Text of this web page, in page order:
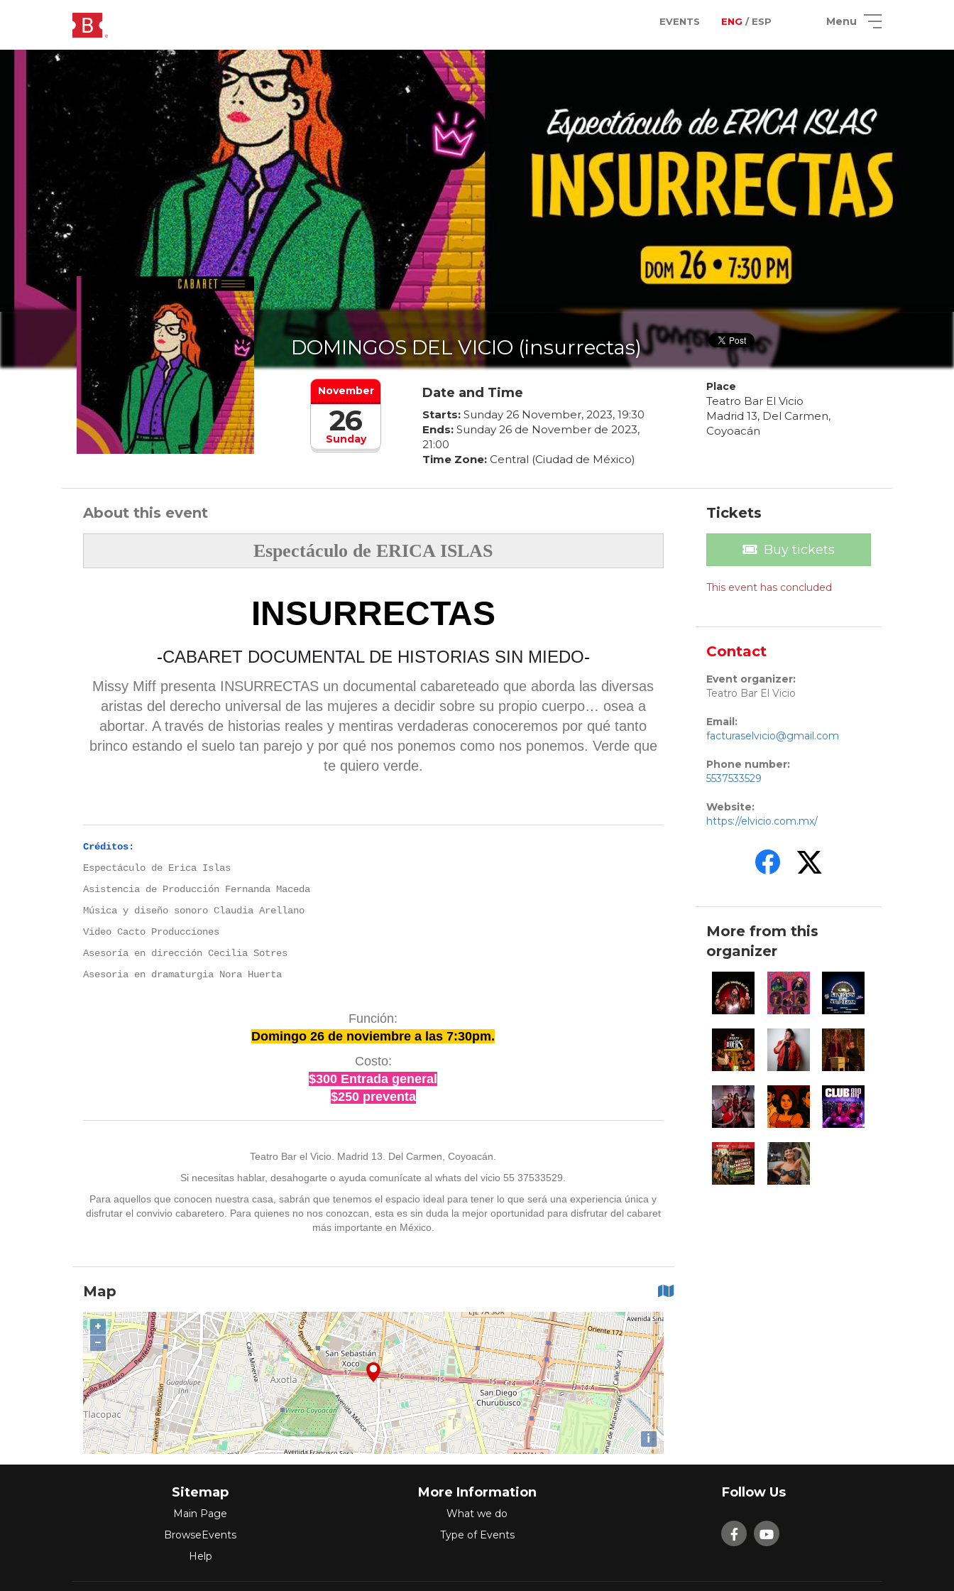
EVENTS ENG / ESP Menu
DOMINGOS DEL VICIO (insurrectas)
Sunday
November
26
Date and Time
Starts: Sunday 26 November, 2023, 19:30
Ends: Sunday 26de Novemberde 2023,
21:00
Time Zone: Central (Ciudad de México)
Place
Teatro Bar El Vicio
Madrid 13, Del Carmen,
Coyoacán
About this event
Espectáculo de ERICA ISLAS
INSURRECTAS
-CABARET DOCUMENTAL DE HISTORIAS SIN MIEDO-
Missy Miff presenta INSURRECTAS un documental cabareteado que aborda las diversas
aristas del derecho universal de las mujeres a decidir sobre su propio cuerpo… osea a
abortar. A través de historias reales y mentiras verdaderas conoceremos por qué tanto
brinco estando el suelo tan parejo y por qué nos ponemos como nos ponemos. Verde que
te quiero verde.
Créditos:
Espectáculo de Erica Islas
Asistencia de Producción Fernanda Maceda
Música y diseño sonoro Claudia Arellano
Video Cacto Producciones
Asesoría en dirección Cecilia Sotres
Asesoria en dramaturgia Nora Huerta
Función:
Domingo 26 de noviembre a las 7:30pm.
Costo:
$300 Entrada general
$250 preventa
Teatro Bar el Vicio. Madrid 13. Del Carmen, Coyoacán.
Si necesitas hablar, desahogarte o ayuda comunícate al whats del vicio 55 37533529.
Para aquellos que conocen nuestra casa, sabrán que tenemos el espacio ideal para tener lo que será una experiencia única y
disfrutar el convivio cabaretero. Para quienes no nos conozcan, esta es sin duda la mejor oportunidad para disfrutar del cabaret
más importante en México.
Map
+
−
i
Tickets
Buy tickets
This event has concluded
Contact
Event organizer:
Teatro Bar El Vicio
Email:
facturaselvicio@gmail.com
Phone number:
5537533529
Website:
https://elvicio.com.mx/
More from this
organizer
Sitemap
Main Page
BrowseEvents
Help
More Information
What we do
Type of Events
Follow Us